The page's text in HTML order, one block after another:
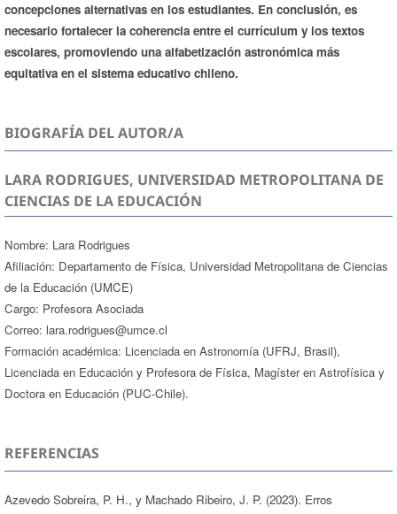
concepciones alternativas en los estudiantes. En conclusión, es
necesario fortalecer la coherencia entre el currículum y los textos
escolares, promoviendo una alfabetización astronómica más
equitativa en el sistema educativo chileno.
BIOGRAFÍA DEL AUTOR/A
LARA RODRIGUES, UNIVERSIDAD METROPOLITANA DE
CIENCIAS DE LA EDUCACIÓN
Nombre: Lara Rodrigues
Afiliación: Departamento de Física, Universidad Metropolitana de Ciencias
de la Educación (UMCE)
Cargo: Profesora Asociada
Correo: lara.rodrigues@umce.cl
Formación académica: Licenciada en Astronomía (UFRJ, Brasil),
Licenciada en Educación y Profesora de Física, Magíster en Astrofísica y
Doctora en Educación (PUC-Chile).
REFERENCIAS
Azevedo Sobreira, P. H., y Machado Ribeiro, J. P. (2023). Erros